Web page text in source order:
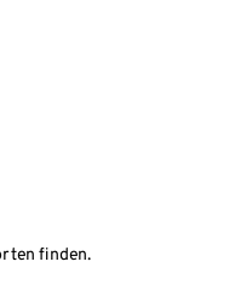
finden.